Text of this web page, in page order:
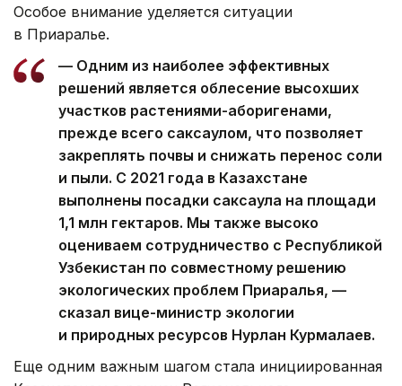
Особое внимание уделяется ситуации
в Приаралье.
— Одним из наиболее эффективных
решений является облесение высохших
участков растениями-аборигенами,
прежде всего саксаулом, что позволяет
закреплять почвы и снижать перенос соли
и пыли. С 2021 года в Казахстане
выполнены посадки саксаула на площади
1,1 млн гектаров. Мы также высоко
оцениваем сотрудничество с Республикой
Узбекистан по совместному решению
экологических проблем Приаралья, —
сказал вице-министр экологии
и природных ресурсов Нурлан Курмалаев.
Еще одним важным шагом стала инициированная